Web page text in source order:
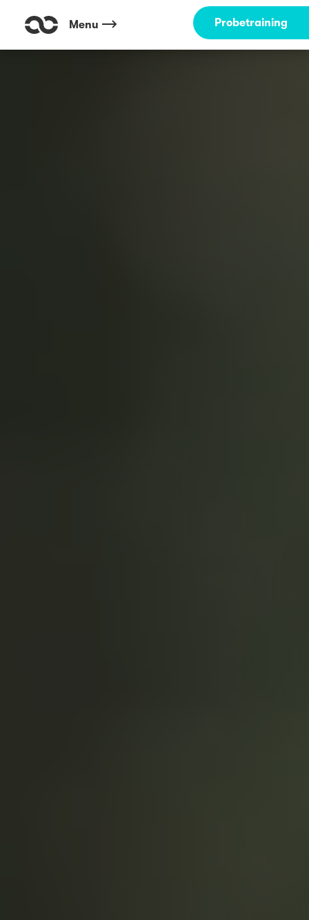
Menu Probetraining